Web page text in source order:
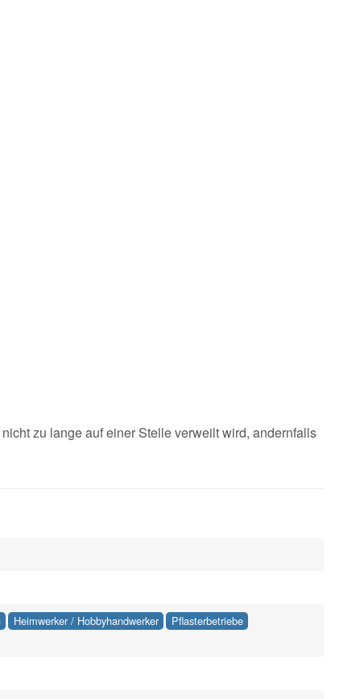
zu lange auf einer Stelle verweilt wird, andernfalls
Heimwerker / Hobbyhandwerker
Pflasterbetriebe